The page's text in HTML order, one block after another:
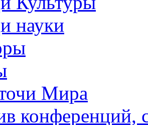
науки
Мира
конференций,